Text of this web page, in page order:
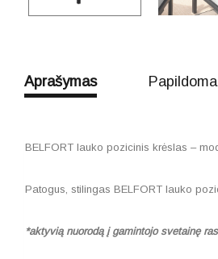
Aprašymas
BELFORT lauko pozicinis krėslas –
Patogus, stilingas BELFORT lauko
*aktyvią nuorodą į gamintojo svetainę